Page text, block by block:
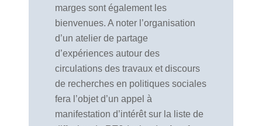
marges sont également les
bienvenues. A noter l’organisation
d’un atelier de partage
d’expériences autour des
circulations des travaux et discours
de recherches en politiques sociales
fera l’objet d’un appel à
manifestation d’intérêt sur la liste de